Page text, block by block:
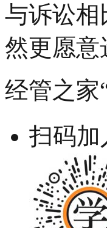
与诉讼相
然更愿意
经管之家
扫码加